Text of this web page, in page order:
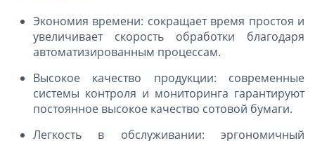
Экономия времени: сокращает время простоя и
увеличивает скорость обработки благодаря
автоматизированным процессам.
Высокое качество продукции: современные
системы контроля и мониторинга гарантируют
постоянное высокое качество сотовой бумаги.
Легкость в обслуживании: эргономичный